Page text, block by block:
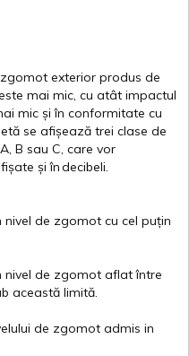
zgomot exterior produs de
mai mic, cu atât impactul
mic și în conformitate cu
se afișează trei clase de
A, B sau C, care vor
și îndecibeli.
nivel de zgomot cu cel puțin
nivel de zgomot aflat între
această limită.
de zgomot admis in